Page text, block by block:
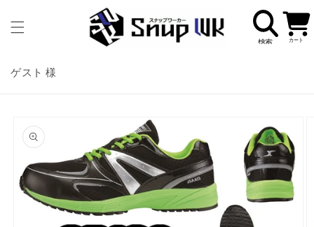
進む
ー
ト
ゲスト 様
報にス
キップ